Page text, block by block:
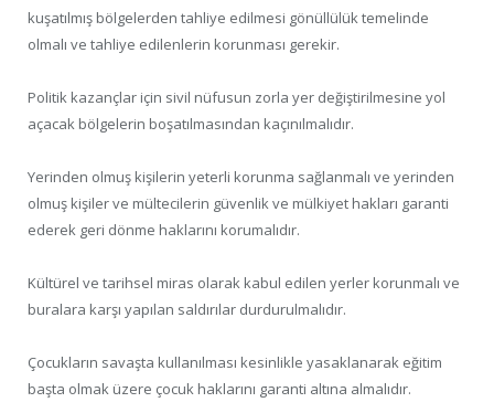
kuşatılmış bölgelerden tahliye edilmesi gönüllülük temelinde
olmalı ve tahliye edilenlerin korunması gerekir.
Politik kazançlar için sivil nüfusun zorla yer değiştirilmesine yol
açacak bölgelerin boşatılmasından kaçınılmalıdır.
Yerinden olmuş kişilerin yeterli korunma sağlanmalı ve yerinden
olmuş kişiler ve mültecilerin güvenlik ve mülkiyet hakları garanti
ederek geri dönme haklarını korumalıdır.
Kültürel ve tarihsel miras olarak kabul edilen yerler korunmalı ve
buralara karşı yapılan saldırılar durdurulmalıdır.
Çocukların savaşta kullanılması kesinlikle yasaklanarak eğitim
başta olmak üzere çocuk haklarını garanti altına almalıdır.